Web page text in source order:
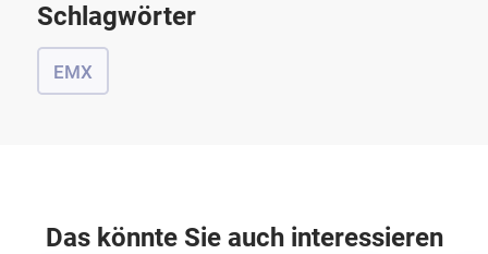
Schlagwörter
EMX
Das könnte Sie auch interessieren